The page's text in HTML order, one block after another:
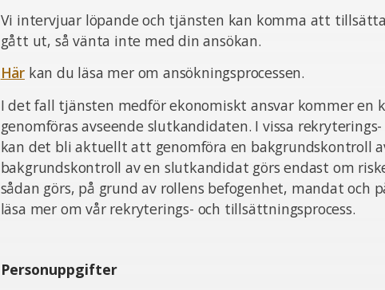
Vi intervjuar löpande och tjänsten kan komma att
gått ut, så vänta inte med din ansökan.
Härkan du läsa mer om ansökningsprocessen.
I det fall tjänsten medför ekonomiskt ansvar kommer en
genomföras avseende slutkandidaten. I vissa
kan det bli aktuellt att genomföra en bakgrundskontroll
bakgrundskontroll av en slutkandidat görs endast om
sådan görs, på grund av rollens befogenhet, mandat och
läsa mer om vår rekryterings- och tillsättningsprocess.
Personuppgifter